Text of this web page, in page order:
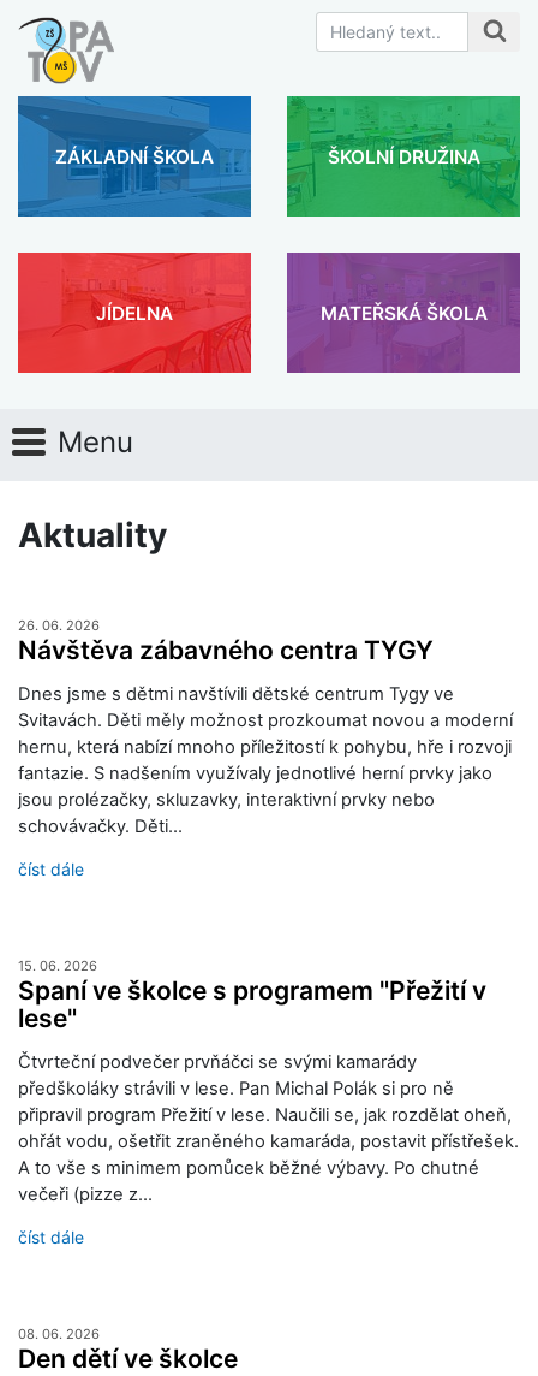
ZÁKLADNÍ ŠKOLA ŠKOLNÍ DRUŽINA
JÍDELNA MATEŘSKÁ ŠKOLA
Menu
Aktuality
26. 06. 2026
Návštěva zábavného centra TYGY
Dnes jsme s dětmi navštívili dětské centrum Tygy ve
Svitavách. Děti měly možnost prozkoumat novou a moderní
hernu, která nabízí mnoho příležitostí k pohybu, hře i rozvoji
fantazie. S nadšením využívaly jednotlivé herní prvky jako
jsou prolézačky, skluzavky, interaktivní prvky nebo
schovávačky. Děti…
číst dále
15. 06. 2026
Spaní ve školce s programem "Přežití v
lese"
Čtvrteční podvečer prvňáčci se svými kamarády
předškoláky strávili v lese. Pan Michal Polák si pro ně
připravil program Přežití v lese. Naučili se, jak rozdělat oheň,
ohřát vodu, ošetřit zraněného kamaráda, postavit přístřešek.
A to vše s minimem pomůcek běžné výbavy. Po chutné
večeři (pizze z…
číst dále
08. 06. 2026
Den dětí ve školce